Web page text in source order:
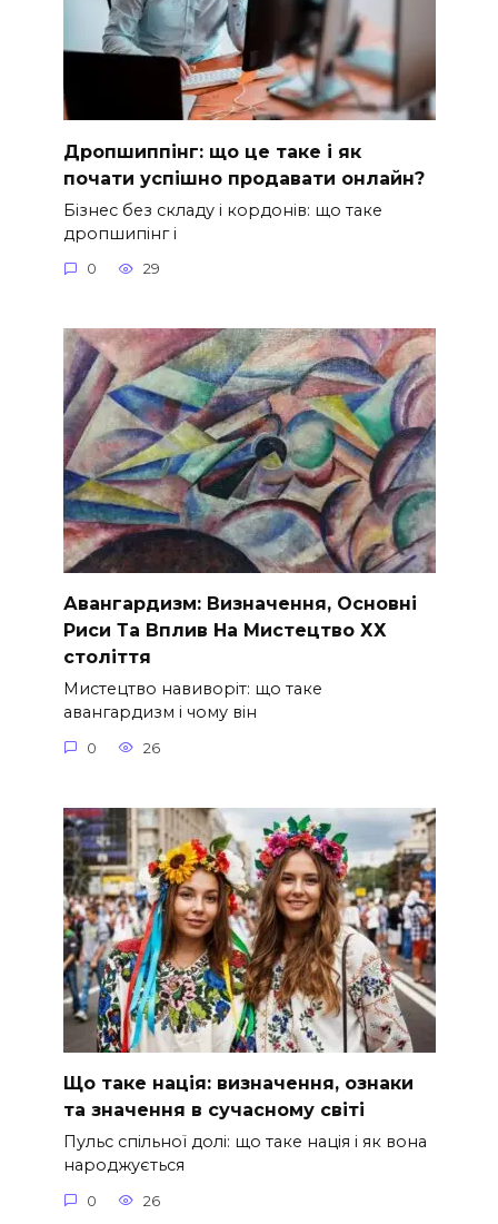
Дропшиппінг: що це таке і як
почати успішно продавати онлайн?
Бізнес без складу і кордонів: що таке
дропшипінг і
0 29
Авангардизм: Визначення, Основні
Риси Та Вплив На Мистецтво ХХ
століття
Мистецтво навиворіт: що таке
авангардизм і чому він
0 26
Що таке нація: визначення, ознаки
та значення в сучасному світі
Пульс спільної долі: що таке нація і як вона
народжується
0 26